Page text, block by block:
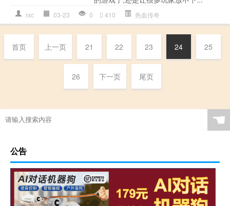
rxc 03-23 0 410 热血传奇
首页 上一页 21 22 23 24 25
26 下一页 尾页
☚
公告